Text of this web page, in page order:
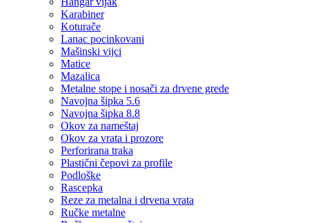
Karabiner
Koturače
Lanac pocinkovani
Mašinski vijci
Matice
Mazalica
Metalne stope i nosači za drvene grede
Navojna šipka 5.6
Navojna šipka 8.8
Okov za nameštaj
Okov za vrata i prozore
Perforirana traka
Plastični čepovi za profile
Podloške
Rascepka
Reze za metalna i drvena vrata
Ručke metalne